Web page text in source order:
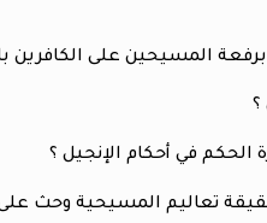
برفعة المسيحين على الكافرين
؟
الحكم في أحكام الإنجيل ؟
تعاليم المسيحية وحث على